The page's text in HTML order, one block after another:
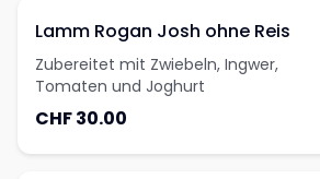
Lamm Rogan Josh ohne Reis
Zubereitet mit Zwiebeln, Ingwer,
Tomaten und Joghurt
CHF 30.00